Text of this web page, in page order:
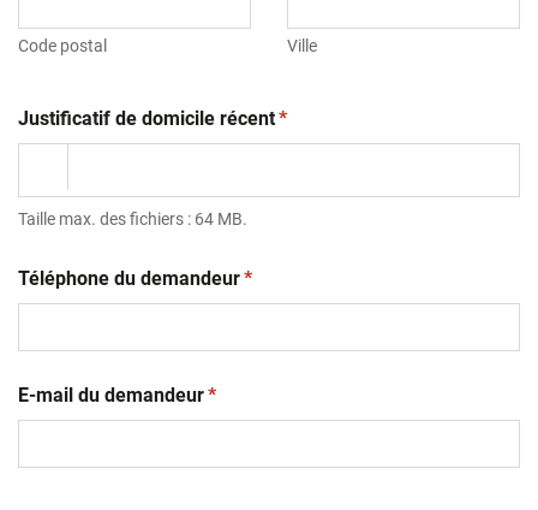
Code postal Ville
Justificatif de domicile récent(obligatoire)
*
Taille max. des fichiers : 64 MB.
Téléphone du demandeur(obligatoire)
*
E-mail du demandeur(obligatoire)
*